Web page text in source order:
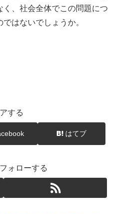
、社会全体でこの問題につ
はないでしょうか。
する
はてブ
ォローする